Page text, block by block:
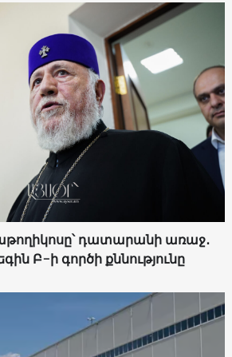
դատարանի առաջ․
Բ-ի գործի քննությունը